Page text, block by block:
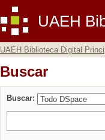
UAEH
Buscar
UAEH Biblioteca Digital
Buscar
Buscar: